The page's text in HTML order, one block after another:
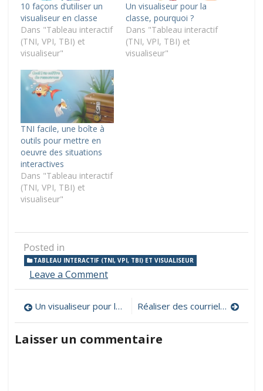
10 façons d’utiliser un
visualiseur en classe
Dans "Tableau interactif
(TNI, VPI, TBI) et
visualiseur"
Un visualiseur pour la
classe, pourquoi ?
Dans "Tableau interactif
(TNI, VPI, TBI) et
visualiseur"
TNI facile, une boîte à
outils pour mettre en
oeuvre des situations
interactives
Dans "Tableau interactif
(TNI, VPI, TBI) et
visualiseur"
Posted in
TABLEAU INTERACTIF (TNI, VPI, TBI) ET VISUALISEUR
Leave a Commenton
V4K,
l’outil
complémentaire
de
Navigation
de
l’article
Un visualiseur pour la classe, pourquoi ? Réaliser des courriels parfaits, manuel (très) rapide pour les usagers des messageries électroniques
Laisser un commentaire